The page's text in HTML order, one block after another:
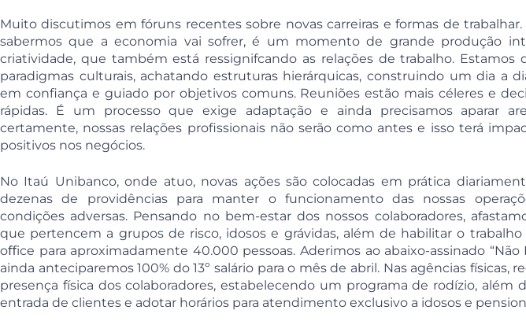
Muito discutimos em fóruns recentes sobre novas carreiras e formas de trabalhar.
sabermos que a economia vai sofrer, é um momento de grande produção
criatividade, que também está ressignifcando as relações de trabalho. Estamos
paradigmas culturais, achatando estruturas hierárquicas, construindo um dia a
em confiança e guiado por objetivos comuns. Reuniões estão mais céleres e
rápidas. É um processo que exige adaptação e ainda precisamos aparar
certamente, nossas relações profissionais não serão como antes e isso terá
positivos nos negócios.
No Itaú Unibanco, onde atuo, novas ações são colocadas em prática
dezenas de providências para manter o funcionamento das nossas
condições adversas. Pensando no bem-estar dos nossos colaboradores,
que pertencem a grupos de risco, idosos e grávidas, além de habilitar o
oﬀice para aproximadamente 40.000 pessoas. Aderimos ao abaixo-assinado “Não
ainda anteciparemos 100% do 13º salário para o mês de abril. Nas agências físicas,
presença física dos colaboradores, estabelecendo um programa de rodízio, além
entrada de clientes e adotar horários para atendimento exclusivo a idosos e